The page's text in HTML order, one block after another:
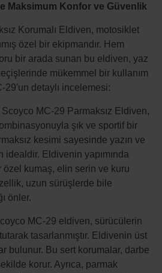
Maksimum Konfor ve Güvenlik
Korumalı Eldiven, motosiklet
özel bir ekipmandır. Hem
bir arada sunan bu eldiven, yaz
mükemmel bir kullanım
29'un detaylı incelemesi:
Scoyco MC-29 Parmaksız Eldiven,
şık ve sportif bir
kesimi sayesinde yazın ve
idealdir. Eldivenin yapımında
özel kumaş, elin serin ve kuru
uzun sürüşlerde bile
önler.
MC-29 eldiven, sürücülerin
tasarlanmıştır. Eldivenin üst
bulunur. Bu sert korumalar, darbe
korur. Ayrıca, parmak